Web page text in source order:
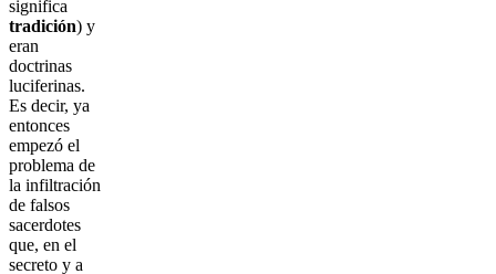
significa
tradición) y
eran
doctrinas
luciferinas.
Es decir, ya
entonces
empezó el
problema de
la infiltración
de falsos
sacerdotes
que, en el
secreto y a